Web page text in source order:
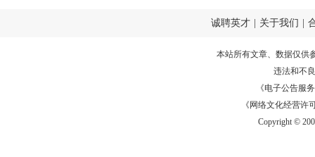
诚聘英才 关于我们
本站所有文章、数据仅供
违法和不
《电子公告服务
《网络文化经营许
Copyright ©